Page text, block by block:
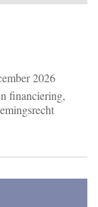
2026
financiering,